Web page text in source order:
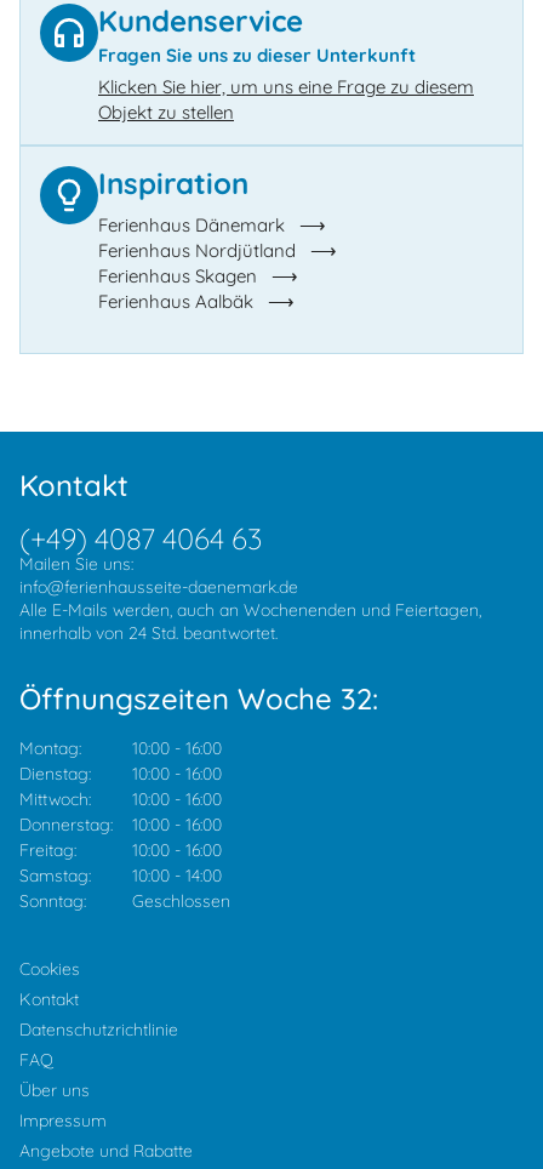
Kundenservice
Fragen Sie uns zu dieser Unterkunft
Klicken Sie hier, um uns eine Frage zu diesem
Objekt zu stellen
Inspiration
Ferienhaus Dänemark
Ferienhaus Nordjütland
Ferienhaus Skagen
Ferienhaus Aalbäk
Kontakt
(+49) 4087 4064 63
Mailen Sie uns:
info@ferienhausseite-daenemark.de
Alle E-Mails werden, auch an Wochenenden und Feiertagen,
innerhalb von 24 Std. beantwortet.
Öffnungszeiten Woche 32:
Montag: 10:00 - 16:00
Dienstag:
10:00 - 16:00
Mittwoch:
10:00 - 16:00
Donnerstag:
10:00 - 16:00
Freitag:
10:00 - 16:00
Samstag:
10:00 - 14:00
Sonntag:
Geschlossen
Cookies
Kontakt
Datenschutzrichtlinie
FAQ
Über uns
Impressum
Angebote und Rabatte